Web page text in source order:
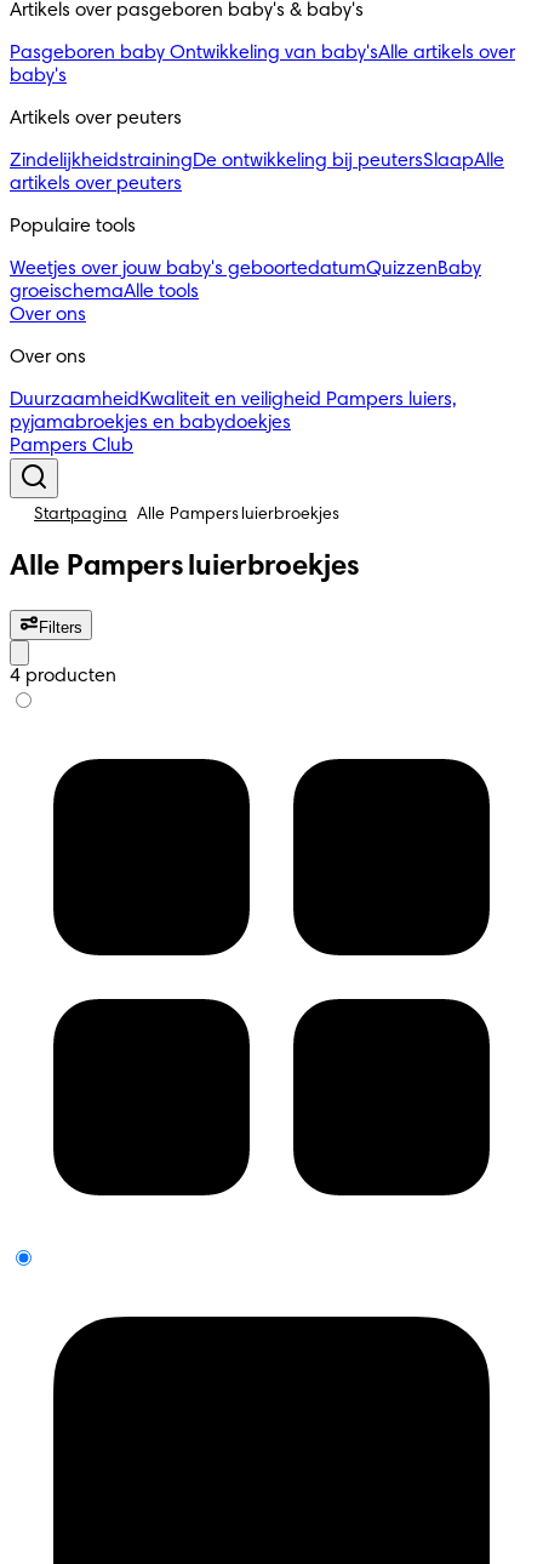
Artikels over pasgeboren baby's & baby's
Pasgeboren baby Ontwikkeling van baby'sAlle artikels over
baby's
Artikels over peuters
ZindelijkheidstrainingDe ontwikkeling bij peutersSlaapAlle
artikels over peuters
Populaire tools
Weetjes over jouw baby's geboortedatumQuizzenBaby
groeischemaAlle tools
Over ons
Over ons
Duurzaamheid Kwaliteit en veiligheid Pampers luiers,
pyjamabroekjes en babydoekjes
Pampers Club
Startpagina Alle Pampers luierbroekjes
Alle Pampers luierbroekjes
Filters
4 producten